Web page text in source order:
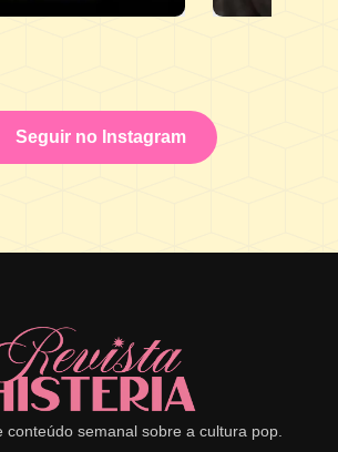
Seguir no Instagram
conteúdo semanal sobre a cultura pop.